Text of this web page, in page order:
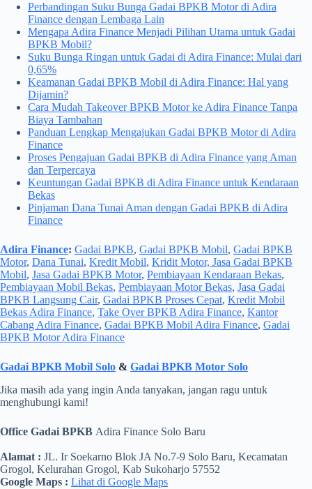
Perbandingan Suku Bunga Gadai BPKB Motor di Adira
Finance dengan Lembaga Lain
Mengapa Adira Finance Menjadi Pilihan Utama untuk Gadai
BPKB Mobil?
Suku Bunga Ringan untuk Gadai di Adira Finance: Mulai dari
0,65%
Keamanan Gadai BPKB Mobil di Adira Finance: Hal yang
Dijamin?
Cara Mudah Takeover BPKB Motor ke Adira Finance Tanpa
Biaya Tambahan
Panduan Lengkap Mengajukan Gadai BPKB Motor di Adira
Finance
Proses Pengajuan Gadai BPKB di Adira Finance yang Aman
dan Terpercaya
Keuntungan Gadai BPKB di Adira Finance untuk Kendaraan
Bekas
Pinjaman Dana Tunai Aman dengan Gadai BPKB di Adira
Finance
Adira Finance: Gadai BPKB, Gadai BPKB Mobil, Gadai BPKB
Motor, Dana Tunai, Kredit Mobil, Kridit Motor, Jasa Gadai BPKB
Mobil, Jasa Gadai BPKB Motor, Pembiayaan Kendaraan Bekas,
Pembiayaan Mobil Bekas, Pembiayaan Motor Bekas, Jasa Gadai
BPKB Langsung Cair, Gadai BPKB Proses Cepat, Kredit Mobil
Bekas Adira Finance, Take Over BPKB Adira Finance, Kantor
Cabang Adira Finance, Gadai BPKB Mobil Adira Finance, Gadai
BPKB Motor Adira Finance
Gadai BPKB Mobil Solo & Gadai BPKB Motor Solo
Jika masih ada yang ingin Anda tanyakan, jangan ragu untuk
menghubungi kami!
Office Gadai BPKB Adira Finance Solo Baru
Alamat : JL. Ir Soekarno Blok JA No.7-9 Solo Baru, Kecamatan
Grogol, Kelurahan Grogol, Kab Sukoharjo 57552
Google Maps : Lihat di Google Maps